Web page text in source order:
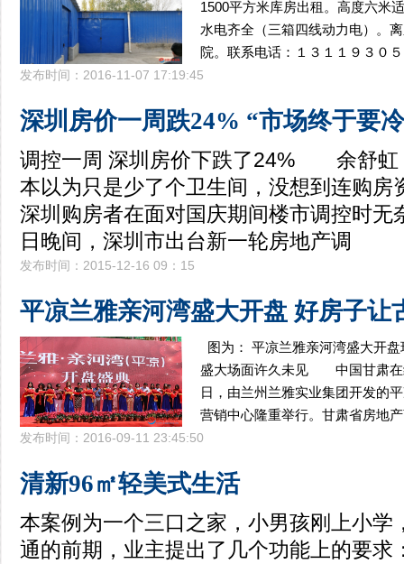
1500平方米库房出租。高度六米
水电齐全（三箱四线动力电）。
院。联系电话：１３１１９３０
发布时间：2016-11-07 17:19:45
深圳房价一周跌24% “市场终于要
调控一周 深圳房价下跌了24% 余舒
本以为只是少了个卫生间，没想到连购房
深圳购房者在面对国庆期间楼市调控
日晚间，深圳市出台新一轮房地产调
发布时间：2015-12-16 09：15
平凉兰雅亲河湾盛大开盘 好房子让
图为： 平凉兰雅亲河湾盛大
盛大场面许久未见 中国甘肃在
日，由兰州兰雅实业集团开发的
营销中心隆重举行。甘肃省房地
发布时间：2016-09-11 23:45:50
清新96㎡轻美式生活
本案例为一个三口之家，小男孩刚上小学
通的前期，业主提出了几个功能上的要求